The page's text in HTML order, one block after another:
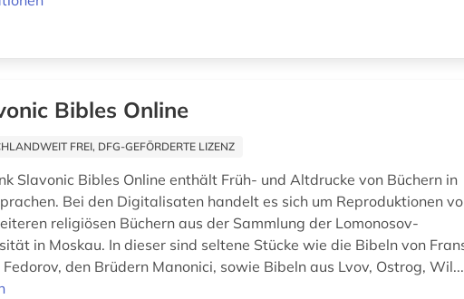
Bibles Online
FREI, DFG-GEFÖRDERTE LIZENZ
Slavonic Bibles Online enthält Früh- und Altdrucke von Büchern in
Bei den Digitalisaten handelt es sich um Reproduktionen
religiösen Büchern aus der Sammlung der Lomonosov-
in Moskau. In dieser sind seltene Stücke wie die Bibeln von
den Brüdern Manonici, sowie Bibeln aus Lvov, Ostrog, Wil...